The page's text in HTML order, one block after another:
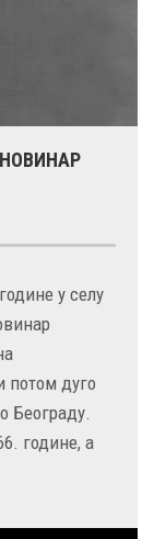
у селу
потом дуго
Београду.
године, а